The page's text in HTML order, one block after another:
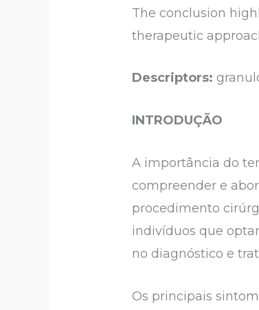
The conclusion
therapeutic
Descriptors:
INTRODUÇÃO
A importância do
compreender e
procedimento
indivíduos que
no diagnóstico e
Os principais